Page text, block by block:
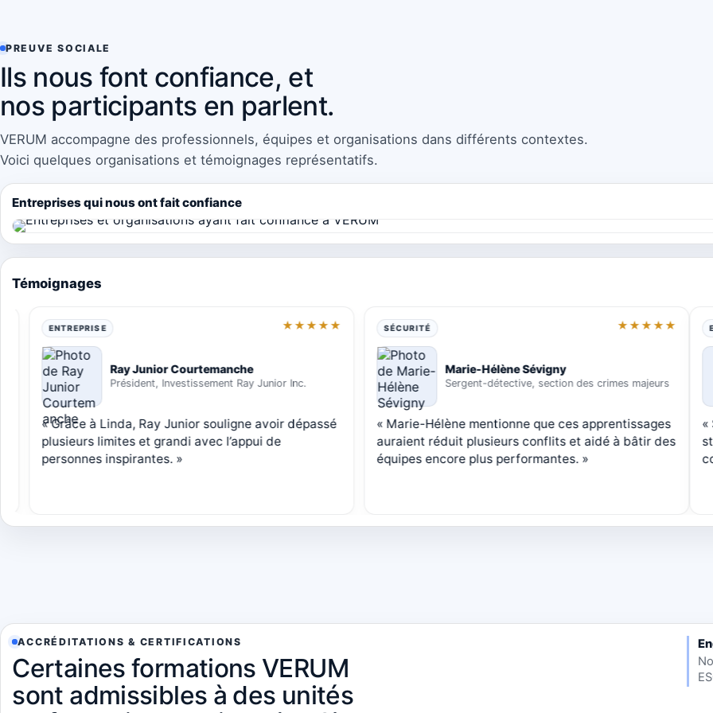
PREUVE SOCIALE
Ils nous font confiance, et
nos participants en parlent.
VERUM accompagne des professionnels, équipes et organisations dans différents contextes.
Voici quelques organisations et témoignages représentatifs.
Entreprises qui nous ont fait confiance
Témoignages
ENTREPRISE ★★★★★
Sylvie Hurtubise
Directrice principale, Relation d’affaires, Banque
Scotia
« Sylvie décrit une présentation captivante, bien
structurée, avec des outils concrets pour améliorer
communication et connexion. »
ENTREPRISE ★★★★★
Patrice Ménard
Président, PMML
« Patrice souligne le professionnalisme de Linda et
l’impact positif de sa conférence en entreprise,
avec des conseils jugés précieux. »
«
ACCRÉDITATIONS & CERTIFICATIONS
Certaines formations VERUM
sont admissibles à des unités